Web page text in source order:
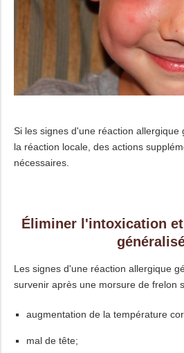
Si les signes d'une réaction allergique
la réaction locale, des actions
nécessaires.
Éliminer l'intoxication
Les signes d'une réaction allergique
survenir après une morsure de frelon
augmentation de la température
mal de tête;